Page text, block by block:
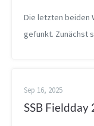
Die letzten beiden
gefunkt. Zunächst
Sep 16, 2025
SSB Fieldday